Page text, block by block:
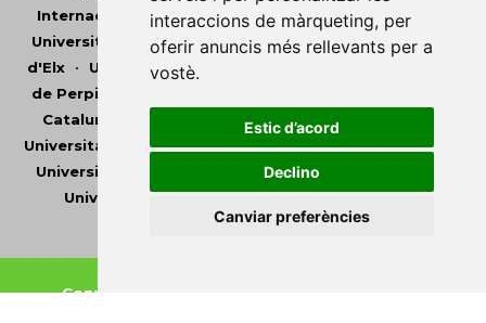
interaccions de màrqueting, per
oferir anuncis més rellevants per a
vostè.
Estic d’acord
Declino
Canviar preferències
Internacional de Catalunya • Universitat Jaume I
Universitat de Lleida •Universitat Miguel Hernández
d'Elx• Universitat Oberta de Catalunya
de Perpinyà Via Domitia
Catalunya
Universitat Politècnica de València
Universitat Pompeu Fabra•Universitat Ramon Llull
Universitat Rovira i Virgili
Universitat de Sàsser
Universitat de València•Universitat de Vic -
Universitat Central de Catalunya
Copyright © 2026